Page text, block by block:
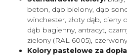
beton, dąb bielony, dąb
winchester, złoty dąb, cieny
dąb bagienny, antracyt,
zielony (RAL 6005),
Kolory pastelowe za